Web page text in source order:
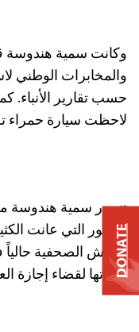
وكانت سمية هندوسة
والمخابرات الوطني
حسب تقارير الأنباء.
لاحظت سيارة حمراء
تنحدر سمية هندوسة
دارفور التي عانت
وتعيش الصحفية
أسرتها لقضاء إجازة
DONATE